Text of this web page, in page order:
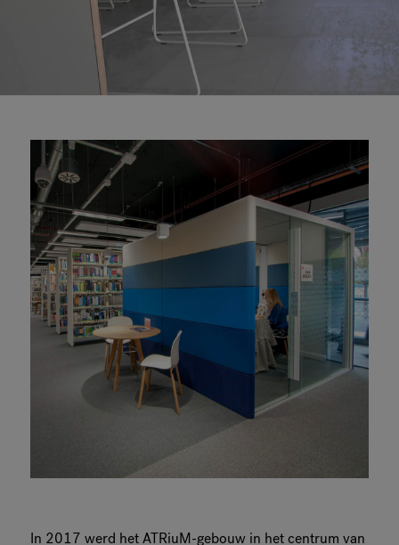
In 2017 werd het ATRiuM-gebouw in het centrum van